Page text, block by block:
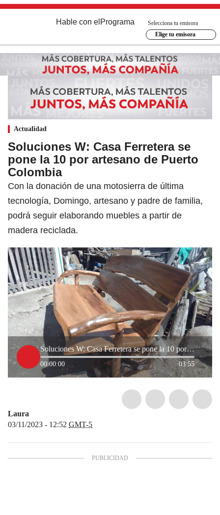
Hable con el Programa
Selecciona tu emisora
Elige tu emisora
Actualidad
Soluciones W: Casa Ferretera se
pone la 10 por artesano de Puerto
Colombia
Con la donación de una motosierra de última
tecnología, Domingo, artesano y padre de familia,
podrá seguir elaborando muebles a partir de
madera reciclada.
Soluciones W: Casa Ferretera se pone la 10 por artesano de Puerto Colombia
00:00:00 03:55
Laura
03/11/2023 - 12:52 GMT-5